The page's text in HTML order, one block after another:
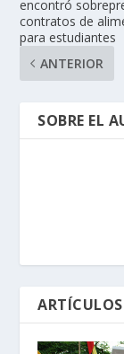
encontró
contratos de
para estudiantes
ANTERIOR
SOBRE EL